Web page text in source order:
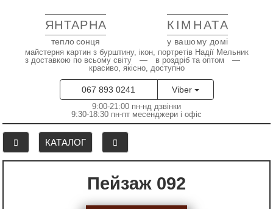
ЯНТАРНА КІМНАТА
тепло сонця у вашому домі
майстерня картин з бурштину, ікон, портретів Надії Мельник
з доставкою по всьому світу — в роздріб та оптом —
красиво, якісно, доступно
067 893 0241 Viber
9:00-21:00 пн-нд дзвінки
9:30-18:30 пн-пт месенджери і офіс
КАТАЛОГ
Пейзаж 092